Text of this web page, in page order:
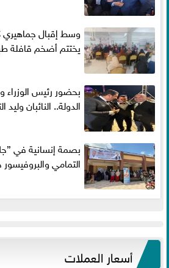
وسط إقبال جماهيري
يختتم أضخم قافلة
بحضور رئيس
الدولة.. النائبان
بصمة إنسانية في
التمامي
أسعار العملات